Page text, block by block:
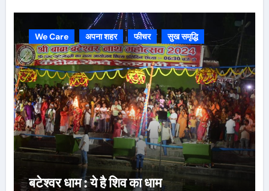
We Care अपना शहर फीचर सुख समृद्धि
बटेश्वर धाम : ये है शिव का धाम